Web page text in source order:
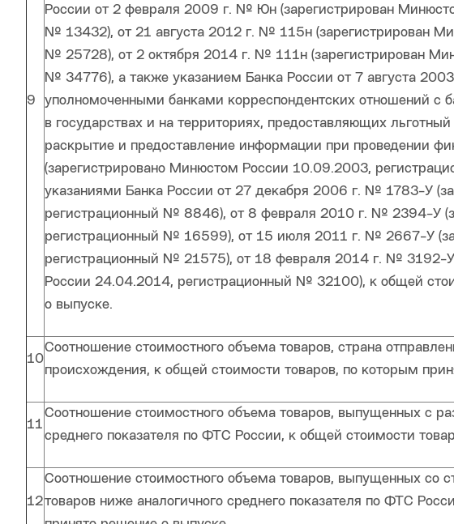
9
России от 2 февраля 2009 г. № Юн (зарегистрирован
№ 13432), от 21 августа 2012 г. № 115н (зарегистрирован
№ 25728), от 2 октября 2014 г. № 111н (зарегистрирован
№ 34776), а также указанием Банка России от 7 августа
уполномоченными банками корреспондентских отношений с
в государствах и на территориях, предоставляющих
раскрытие и предоставление информации при проведении
(зарегистрировано Минюстом России 10.09.2003,
указаниями Банка России от 27 декабря 2006 г. № 1783-У
регистрационный № 8846), от 8 февраля 2010 г. № 2394-У
регистрационный № 16599), от 15 июля 2011 г. № 2667-У
регистрационный № 21575), от 18 февраля 2014 г. № 3192-У
России 24.04.2014, регистрационный № 32100), к общей
о выпуске.
10
Соотношение стоимостного объема товаров, страна
происхождения, к общей стоимости товаров, по которым
11
Соотношение стоимостного объема товаров, выпущенных с
среднего показателя по ФТС России, к общей стоимости
12
Соотношение стоимостного объема товаров, выпущенных со
товаров ниже аналогичного среднего показателя по ФТС